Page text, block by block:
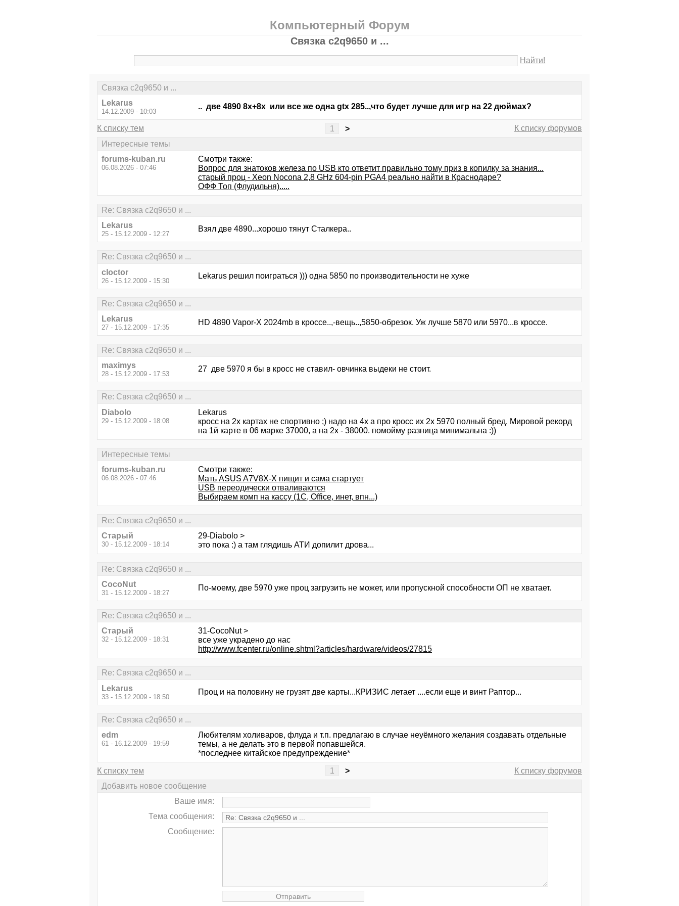
Компьютерный Форум
Связка c2q9650 и ...
Найти!
Связка c2q9650 и ...
Lekarus
14.12.2009 - 10:03
.. две 4890 8х+8х или все же одна gtx 285..,что будет лучше для игр на 22 дюймах?
К списку тем 1 >
К списку форумов
Интересные темы
forums-kuban.ru
06.08.2026 - 07:46
Смотри также:
Вопрос для знатоков железа по USB кто ответит правильно тому приз в копилку за знания...
старый проц - Xeon Nocona 2,8 GHz 604-pin PGA4 реально найти в Краснодаре?
ОФФ Топ (Флудильня).....
Re: Связка c2q9650 и ...
Lekarus
25 - 15.12.2009 - 12:27
Взял две 4890...хорошо тянут Сталкера..
Re: Связка c2q9650 и ...
cloctor
26 - 15.12.2009 - 15:30
Lekarus решил поиграться ))) одна 5850 по производительности не хуже
Re: Связка c2q9650 и ...
Lekarus
27 - 15.12.2009 - 17:35
HD 4890 Vapor-X 2024mb в кроссе..,-вещь..,5850-обрезок. Уж лучше 5870 или 5970...в кроссе.
Re: Связка c2q9650 и ...
maximys
28 - 15.12.2009 - 17:53
27 две 5970 я бы в кросс не ставил- овчинка выдеки не стоит.
Re: Связка c2q9650 и ...
Diabolo
29 - 15.12.2009 - 18:08
Lekarus
кросс на 2х картах не спортивно ;) надо на 4х а про кросс их 2х 5970 полный бред. Мировой рекорд
на 1й карте в 06 марке 37000, а на 2х - 38000. помойму разница минимальна :))
Интересные темы
forums-kuban.ru
06.08.2026 - 07:46
Смотри также:
Мать ASUS A7V8X-X пищит и сама стартует
USB переодически отваливаются
Выбираем комп на кассу (1С, Office, инет, впн...)
Re: Связка c2q9650 и ...
Старый
30 - 15.12.2009 - 18:14
29-Diabolo >
это пока :) а там глядишь АТИ допилит дрова...
Re: Связка c2q9650 и ...
CocoNut
31 - 15.12.2009 - 18:27
По-моему, две 5970 уже проц загрузить не может, или пропускной способности ОП не хватает.
Re: Связка c2q9650 и ...
Старый
32 - 15.12.2009 - 18:31
31-CocoNut >
все уже украдено до нас
http://www.fcenter.ru/online.shtml?articles/hardware/videos/27815
Re: Связка c2q9650 и ...
Lekarus
33 - 15.12.2009 - 18:50
Проц и на половину не грузят две карты...КРИЗИС летает ....если еще и винт Раптор...
Re: Связка c2q9650 и ...
edm
61 - 16.12.2009 - 19:59
Любителям холиваров, флуда и т.п. предлагаю в случае неуёмного желания создавать отдельные
темы, а не делать это в первой попавшейся.
*последнее китайское предупреждение*
К списку тем 1 >
К списку форумов
Добавить новое сообщение
Ваше имя:
Тема сообщения:
Сообщение: